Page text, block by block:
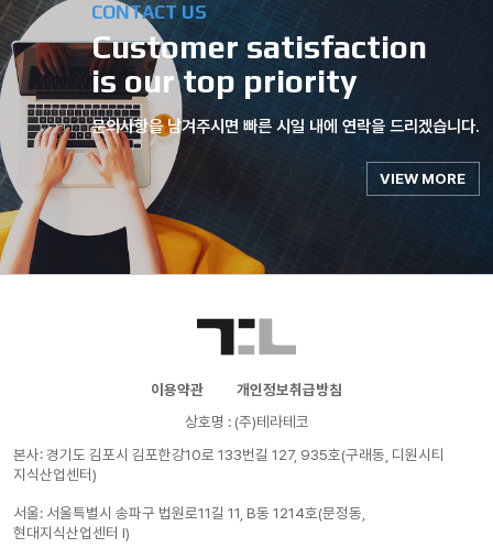
CONTACT US
Customer satisfaction
is our top priority
문의사항을 남겨주시면 빠른 시일 내에 연락을 드리겠습니다.
VIEW MORE
이용약관
개인정보취급방침
상호명 : (주)테라테코
본사: 경기도 김포시 김포한강10로 133번길 127, 935호(구래동, 디원시티
지식산업센터)
서울: 서울특별시 송파구 법원로11길 11, B동 1214호(문정동,
현대지식산업센터 I)